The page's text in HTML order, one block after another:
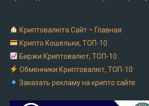
Криптовалюта Cайт – Главная
Крипто Кошельки, ТОП-10
Биржи Криптовалют, ТОП-10
Обменники Криптовалют, ТОП-10
Заказать рекламу на крипто сайте